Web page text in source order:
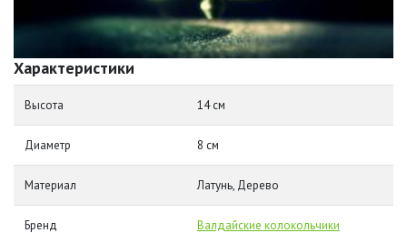
Характеристики
Высота 14 см
Диаметр 8 см
Материал Латунь, Дерево
Бренд Валдайские колокольчики